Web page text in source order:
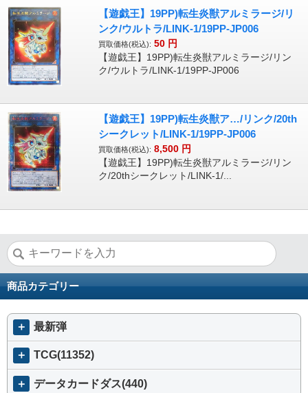
【遊戯王】19PP)転生炎獣アルミラージ/リ
ンク/ウルトラ/LINK-1/19PP-JP006
買取価格(税込): 50 円
【遊戯王】19PP)転生炎獣アルミラージ/リン
ク/ウルトラ/LINK-1/19PP-JP006
【遊戯王】19PP)転生炎獣ア…/リンク/20th
シークレット/LINK-1/19PP-JP006
買取価格(税込): 8,500 円
【遊戯王】19PP)転生炎獣アルミラージ/リン
ク/20thシークレット/LINK-1/...
商品カテゴリー
＋ 最新弾
＋ TCG(11352)
＋ データカードダス(440)